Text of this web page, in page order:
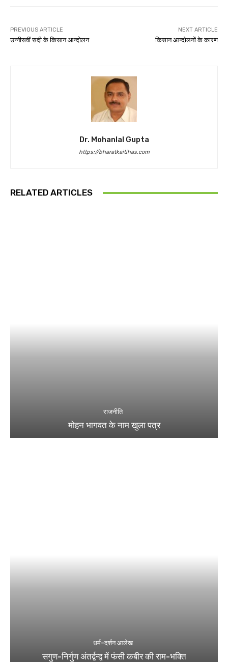
PREVIOUS ARTICLE
उन्नीसवीं सदी के किसान आन्दोलन
NEXT ARTICLE
किसान आन्दोलनों के कारण
Dr. Mohanlal Gupta
https://bharatkaitihas.com
RELATED ARTICLES
राजनीति
मोहन भागवत के नाम खुला पत्र
धर्म-दर्शन आलेख
सगुण-निर्गुण अंतर्द्वन्द्व में फंसी कबीर की राम-भक्ति